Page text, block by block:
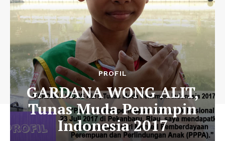
PROFIL
GARDANA WONG ALIT,
Tunas Muda Pemimpin
Indonesia 2017